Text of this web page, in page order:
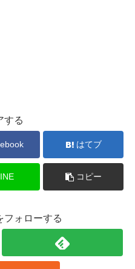
する
はてブ
コピー
フォローする